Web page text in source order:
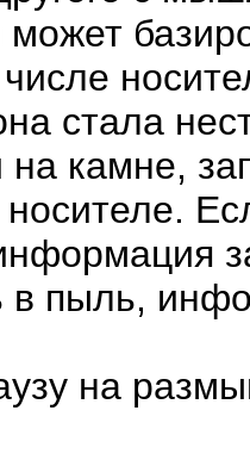
стала
на камне,
в пыль,
на